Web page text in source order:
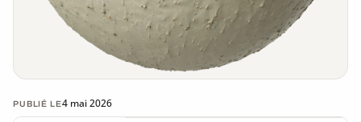
PUBLIÉ LE4 mai 2026